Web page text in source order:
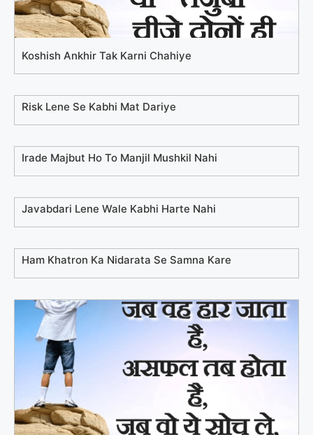
Koshish Ankhir Tak Karni Chahiye
Risk Lene Se Kabhi Mat Dariye
Irade Majbut Ho To Manjil Mushkil Nahi
Javabdari Lene Wale Kabhi Harte Nahi
Ham Khatron Ka Nidarata Se Samna Kare